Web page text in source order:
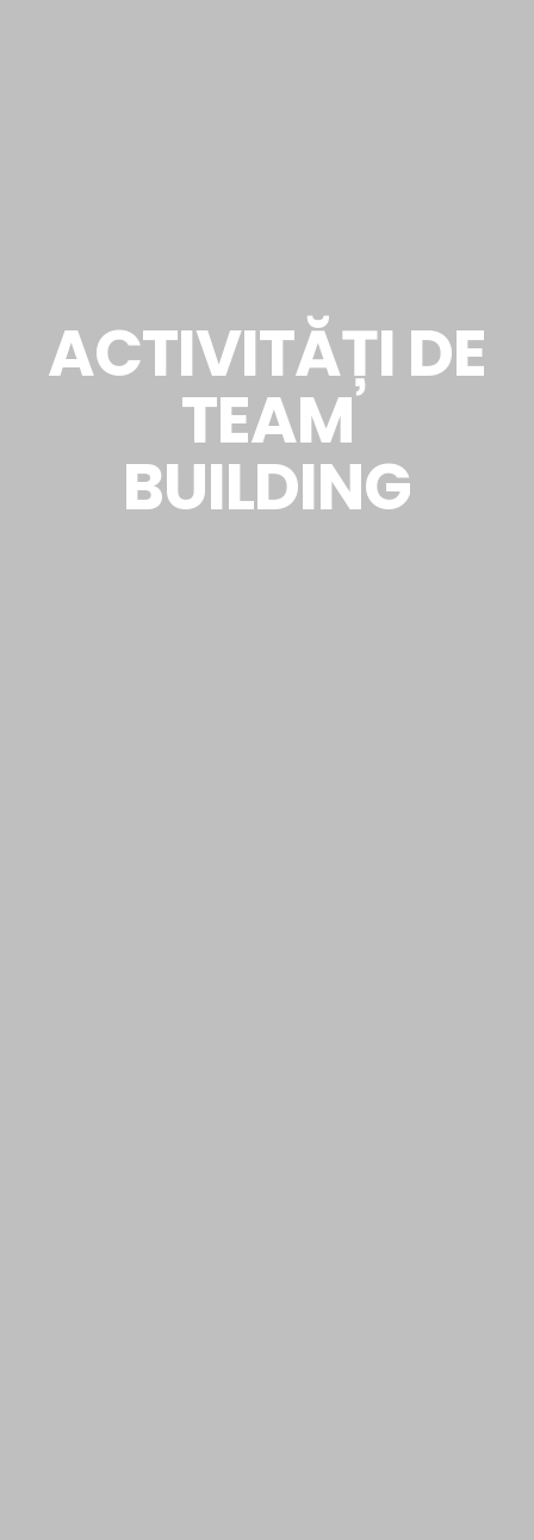
ACTIVITĂȚI DE
TEAM
BUILDING